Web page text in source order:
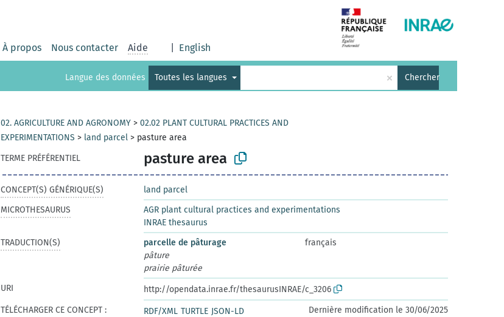
À propos Nous contacter Aide English
Langue des données Toutes les langues × Chercher
02. AGRICULTURE AND AGRONOMY > 02.02 PLANT CULTURAL PRACTICES AND
EXPERIMENTATIONS > land parcel > pasture area
TERME PRÉFÉRENTIEL
pasture area
CONCEPT(S) GÉNÉRIQUE(S)
land parcel
MICROTHESAURUS
AGR plant cultural practices and experimentations
INRAE thesaurus
TRADUCTION(S)
parcelle de pâturage
français
pâture
prairie pâturée
URI
http://opendata.inrae.fr/thesaurusINRAE/c_3206
TÉLÉCHARGER CE CONCEPT :
RDF/XML TURTLE JSON-LD Dernière modification le 30/06/2025